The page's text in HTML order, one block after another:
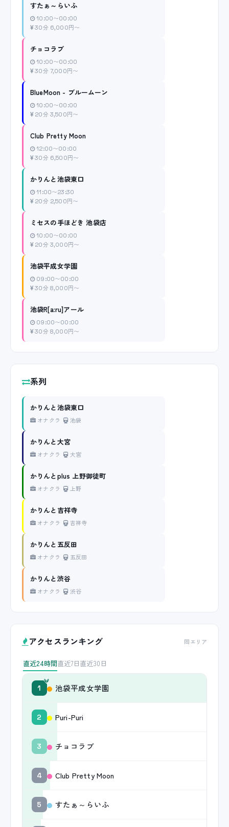
すたぁ～らいふ
10:00〜00:00
30分 6,000円〜
チョコラブ
10:00〜00:00
30分 7,000円〜
BlueMoon - ブルームーン
10:00〜00:00
20分 3,500円〜
Club Pretty Moon
12:00〜00:00
30分 6,500円〜
かりんと池袋東口
11:00〜23:30
20分 2,500円〜
ミセスの手ほどき 池袋店
10:00〜00:00
20分 3,000円〜
池袋平成女学園
09:00〜00:00
30分 8,000円〜
池袋R[a:ru]アール
09:00〜00:00
30分 8,000円〜
系列
かりんと池袋東口
オナクラ 池袋
かりんと大宮
オナクラ 大宮
かりんとplus 上野御徒町
オナクラ 上野
かりんと吉祥寺
オナクラ 吉祥寺
かりんと五反田
オナクラ 五反田
かりんと渋谷
オナクラ 渋谷
アクセスランキング 同エリア
直近24時間直近7日直近30日
1 池袋平成女学園
2 Puri-Puri
3 チョコラブ
4 Club Pretty Moon
5 すたぁ～らいふ